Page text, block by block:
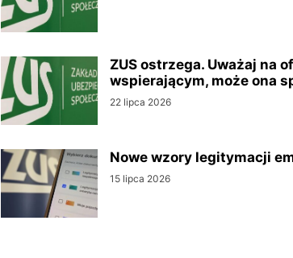
ZUS ostrzega. Uważaj na
wspierającym, może ona
22 lipca 2026
Nowe wzory legitymacji
15 lipca 2026